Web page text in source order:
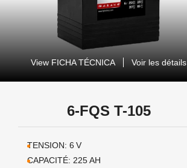
View FICHA TÉCNICA Voir les détails
6-FQS T-105
TENSION: 6 V
CAPACITÉ: 225AH